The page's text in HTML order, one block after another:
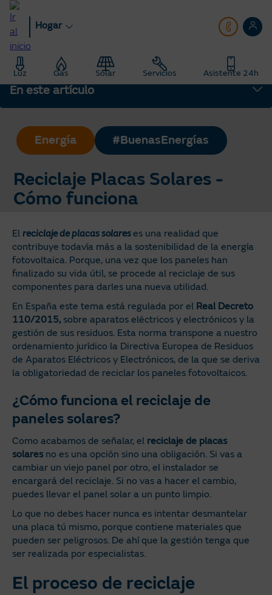
Pasar
contenido
principal
Hogar
Luz Gas Solar Servicios Asistente 24h
Hogar Blog
Energía Fotovoltaica: Consejos sobre solar
Reciclaje Placas Solares - Cómo funciona
Energía #BuenasEnergías
Reciclaje Placas Solares -
Cómo funciona
En este artículo
El reciclaje de placas solareses una realidad que
contribuye todavía más a la sostenibilidad de la energía
fotovoltaica. Porque, una vez que los paneles han
finalizado su vida útil, se procede al reciclaje de sus
componentes para darles una nueva utilidad.
En España este tema está regulada por el Real Decreto
110/2015, sobre aparatos eléctricos y electrónicos y la
gestión de sus residuos. Esta norma transpone a nuestro
ordenamiento jurídico la Directiva Europea de Residuos
de Aparatos Eléctricos y Electrónicos, de la que se deriva
la obligatoriedad de reciclar los paneles fotovoltaicos.
¿Cómo funciona el reciclaje de
paneles solares?
Como acabamos de señalar, el reciclaje de placas
solaresno es una opción sino una obligación. Si vas a
cambiar un viejo panel por otro, el instalador se
encargará del reciclaje. Si no vas a hacer el cambio,
puedes llevar el panel solar a un punto limpio.
Lo que no debes hacer nunca es intentar desmantelar
una placa tú mismo, porque contiene materiales que
pueden ser peligrosos. De ahí que la gestión tenga que
ser realizada por especialistas.
El proceso de reciclaje